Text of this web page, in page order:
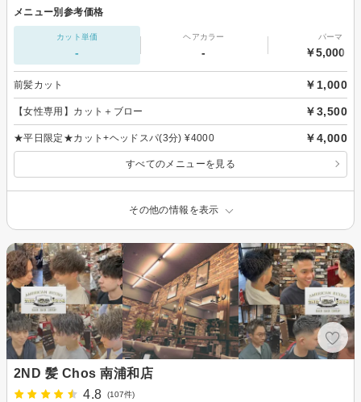
メニュー別参考価格
カット単価
-
ヘアカラー
-
パーマ
￥5,000～
前髪カット ￥1,000
【女性専用】カット＋ブロー ￥3,500
★平日限定★カット+ヘッドスパ(3分) ¥4000 ￥4,000
すべてのメニューを見る
その他の情報を表示
2ND 髪 Chos 南浦和店
4.8
(107件)